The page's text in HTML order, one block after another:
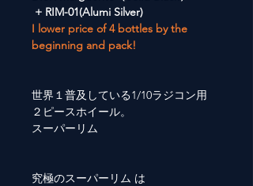
+ RIM-01(Alumi Silver)
I lower price of 4 bottles by the
beginning and pack!
世界１普及している1/10ラジコン用
２ピースホイール。
スーパーリム
究極のスーパーリム は